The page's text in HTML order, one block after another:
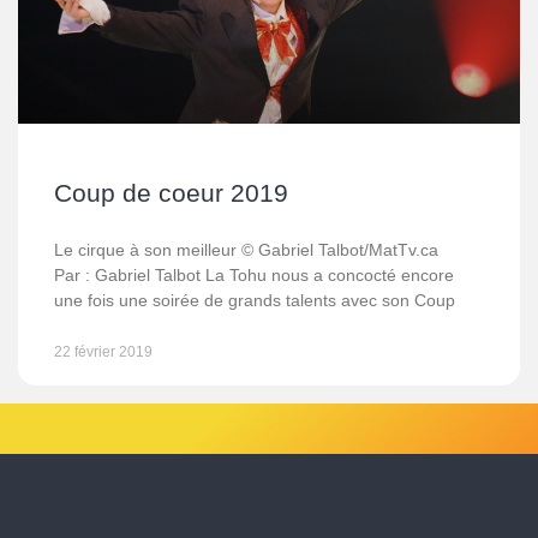
Coup de coeur 2019
Le cirque à son meilleur © Gabriel Talbot/MatTv.ca
Par : Gabriel Talbot La Tohu nous a concocté encore
une fois une soirée de grands talents avec son Coup
22 février 2019